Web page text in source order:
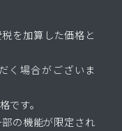
を加算した価格と
く場合がございま
です。
の機能が限定され